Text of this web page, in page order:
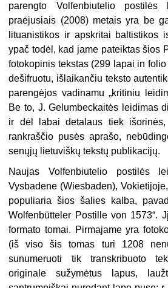
parengto Volfenbiutelio postilės
praėjusiais (2008) metais yra be
lituanistikos ir apskritai baltistikos
ypač todėl, kad jame pateiktas šios
fotokopinis tekstas (299 lapai in
dešifruotu, išlaikančiu teksto
parengėjos vadinamu „kritiniu
Be to, J. Gelumbeckaitės leidimas
ir dėl labai detalaus tiek
rankraščio pusės aprašo,
senųjų lietuviškų tekstų publikacijų.
Naujas Volfenbiutelio postilės
Vysbadene (Wiesbaden),
populiaria šios šalies kalba,
Wolfenbütteler Postille von 1573“.
formato tomai. Pirmajame yra
(iš viso šis tomas turi 1208
sunumeruoti tik transkribuoto
originale sužymėtus lapus,